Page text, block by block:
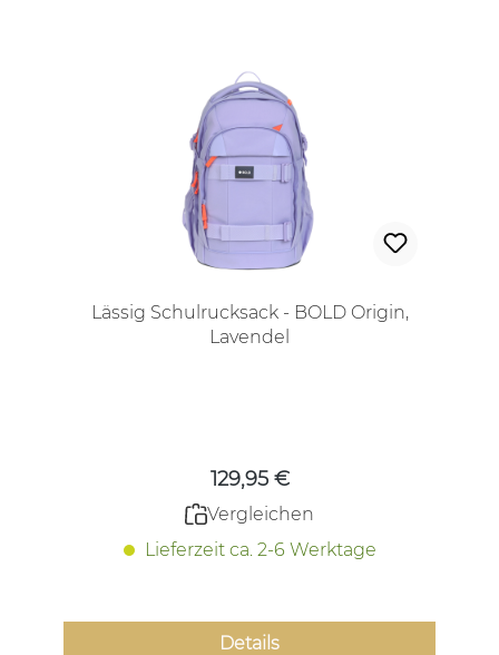
Lässig Schulrucksack - BOLD Origin,
Lavendel
129,95 €
Vergleichen
Lieferzeit ca. 2-6 Werktage
Details